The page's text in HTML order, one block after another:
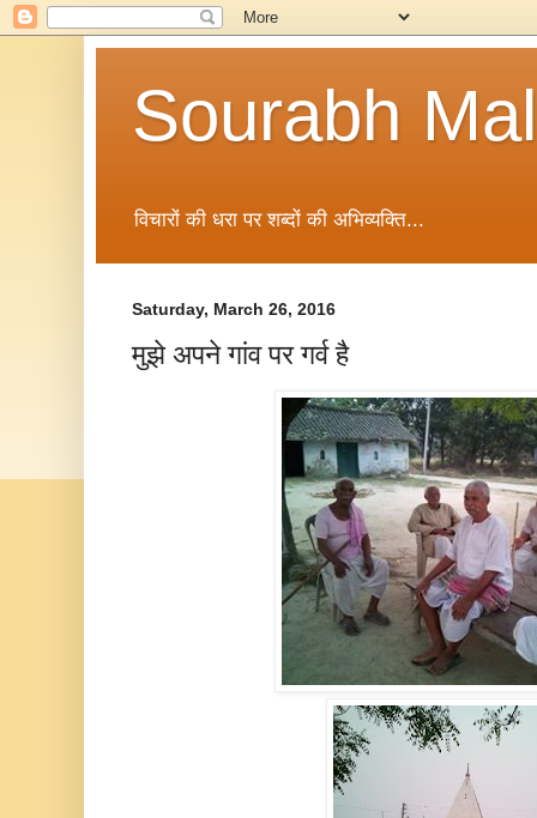
Sourabh
विचारों की धरा पर शब्दों की अभिव्यक्ति...
Saturday, March 26, 2016
मुझे अपने गांव पर गर्व है